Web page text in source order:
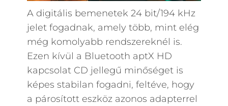
A digitális bemenetek 24 bit/194 kHz
jelet fogadnak, amely több, mint elég
még komolyabb rendszereknél is.
Ezen kívül a Bluetooth aptX HD
kapcsolat CD jellegű minőséget is
képes stabilan fogadni, feltéve, hogy
a párosított eszköz azonos adapterrel